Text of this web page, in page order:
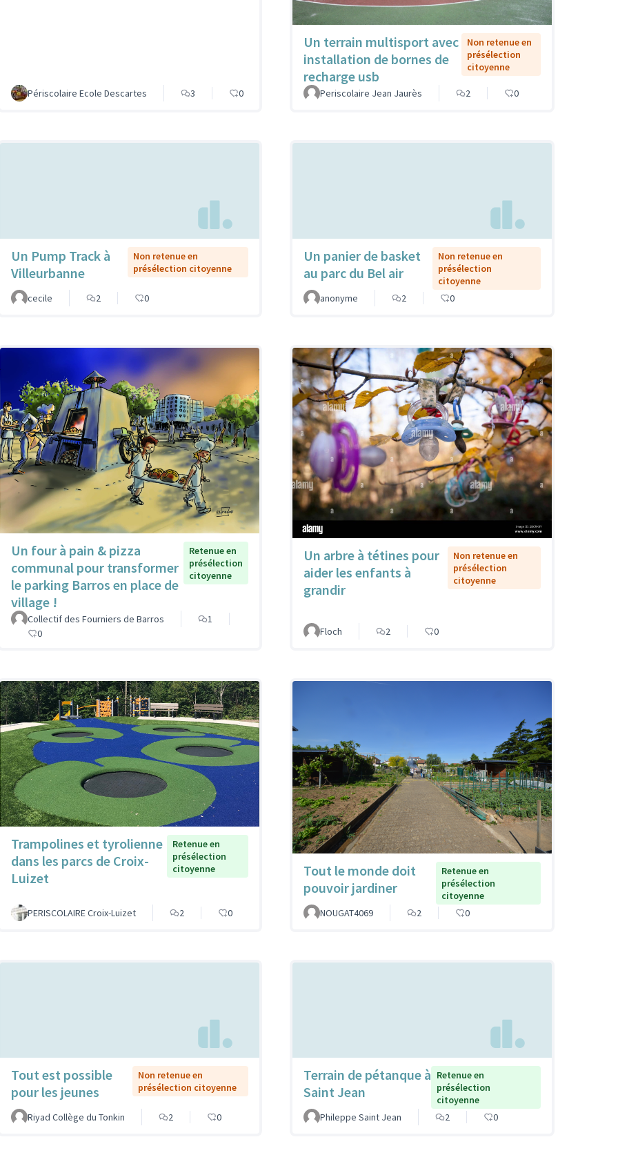
Périscolaire Ecole Descartes 3 0
Un terrain multisport avec
installation de bornes de
recharge usb
Non retenue en
présélection
citoyenne
Periscolaire Jean Jaurès 2 0
Un Pump Track à
Villeurbanne
Non retenue en
présélection citoyenne
cecile 2 0
Un panier de basket
au parc du Bel air
Non retenue en
présélection
citoyenne
anonyme
2 0
Un four à pain & pizza
communal pour transformer
le parking Barros en place de
village !
Retenue en
présélection
citoyenne
Collectif des Fourniers de Barros
1
0
Un arbre à tétines pour
aider les enfants à
grandir
Non retenue en
présélection
citoyenne
Floch 2 0
Trampolines et tyrolienne
dans les parcs de Croix-
Luizet
Retenue en
présélection
citoyenne
PERISCOLAIRE Croix-Luizet 2 0
Tout le monde doit
pouvoir jardiner
Retenue en
présélection
citoyenne
NOUGAT4069
2 0
Tout est possible
pour les jeunes
Non retenue en
présélection citoyenne
Riyad Collège du Tonkin 2 0
Terrain de pétanque à
Saint Jean
Retenue en
présélection
citoyenne
Phileppe Saint Jean
2 0